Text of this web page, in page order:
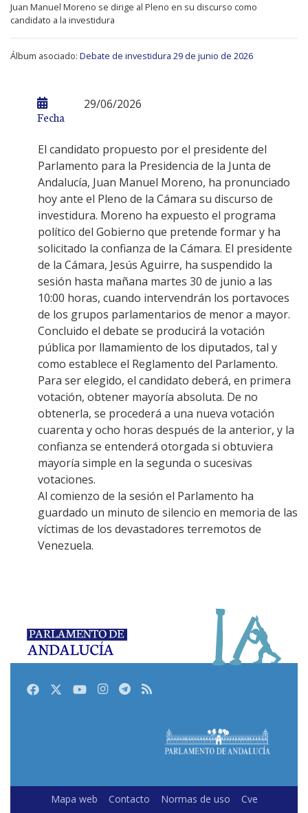
Juan Manuel Moreno se dirige al Pleno en su discurso como
candidato a la investidura
Álbum asociado: Debate de investidura 29 de junio de 2026
Fecha
29/06/2026
El candidato propuesto por el presidente del
Parlamento para la Presidencia de la Junta de
Andalucía, Juan Manuel Moreno, ha pronunciado
hoy ante el Pleno de la Cámara su discurso de
investidura. Moreno ha expuesto el programa
político del Gobierno que pretende formar y ha
solicitado la confianza de la Cámara. El presidente
de la Cámara, Jesús Aguirre, ha suspendido la
sesión hasta mañana martes 30 de junio a las
10:00 horas, cuando intervendrán los portavoces
de los grupos parlamentarios de menor a mayor.
Concluido el debate se producirá la votación
pública por llamamiento de los diputados, tal y
como establece el Reglamento del Parlamento.
Para ser elegido, el candidato deberá, en primera
votación, obtener mayoría absoluta. De no
obtenerla, se procederá a una nueva votación
cuarenta y ocho horas después de la anterior, y la
confianza se entenderá otorgada si obtuviera
mayoría simple en la segunda o sucesivas
votaciones.
Al comienzo de la sesión el Parlamento ha
guardado un minuto de silencio en memoria de las
víctimas de los devastadores terremotos de
Venezuela.
FacebookTwitterYoutubeInstagram
Telegram
RSS
Mapa web Contacto Normas de uso
Cve